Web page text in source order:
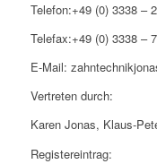
Telefon:+49 (0) 3338 –
Telefax:+49 (0) 3338 –
E-Mail:
Vertreten durch:
Karen Jonas, Klaus-
Registereintrag: